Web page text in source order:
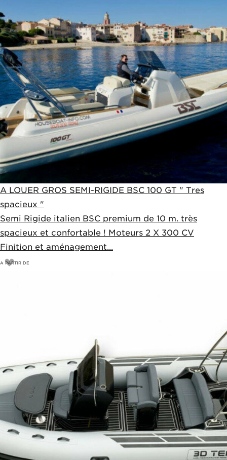
A LOUER GROS SEMI-RIGIDE BSC 100 GT " Tres
spacieux "
Semi Rigide italien BSC premium de 10 m. très
spacieux et confortable ! Moteurs 2 X 300 CV
Finition et aménagement...
A PARTIR DE